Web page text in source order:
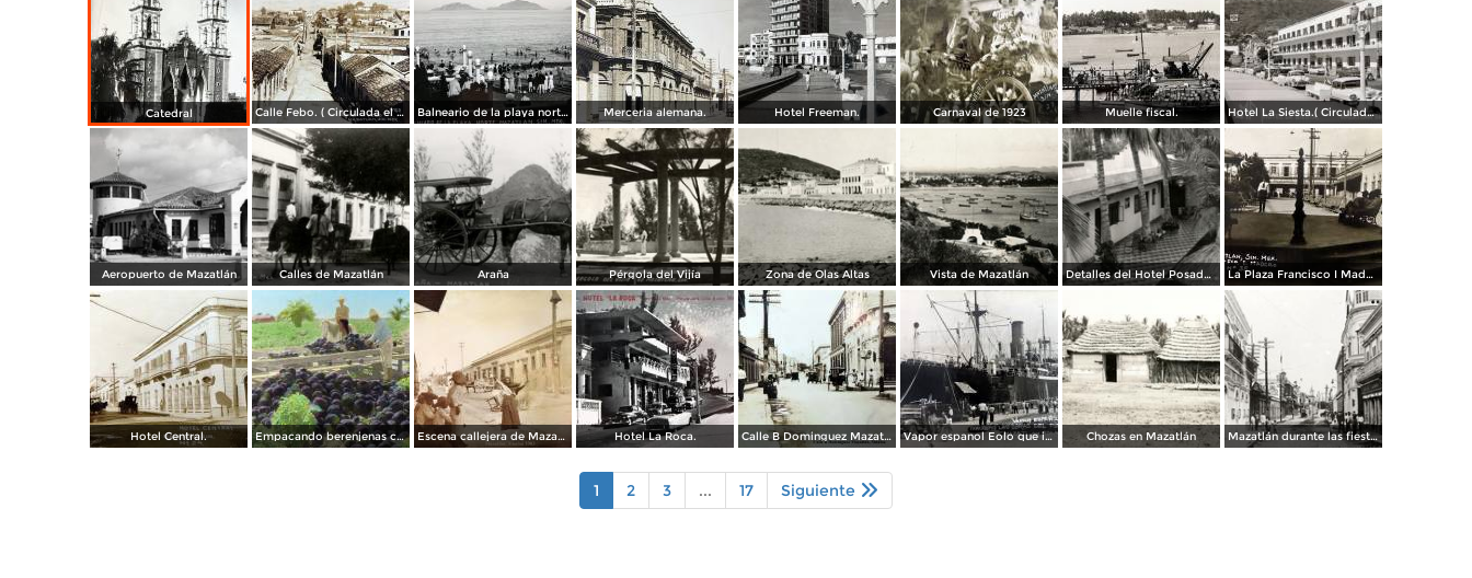
Catedral Calle Febo. ( Circulada el 22 de Septiembre de 1934 ). Balneario de la playa norte. Merceria alemana. Hotel Freeman. Carnaval de 1923 Muelle fiscal. Hotel La Siesta.( Circulada el 30 de Octubre de 1956 ).
Aeropuerto de Mazatlán Calles de Mazatlán Araña Pérgola del Vijía Zona de Olas Altas Vista de Mazatlán Detalles del Hotel Posada Colonial La Plaza Francisco I Madero.
Hotel Central. Empacando berenjenas cerca de Mazatlan 1928 Escena callejera de Mazatlán, Sinaloa 1903. Hotel La Roca. Calle B Dominguez Mazatlán, Sinaloa ( Circulada el 25 de Abril de 1932 ). Vapor espanol Eolo que ignaguro las obras del puerto. Chozas en Mazatlán Mazatlán durante las fiestas del Centenario de la Independencia (1910)
1 2 3 ... 17 Siguiente